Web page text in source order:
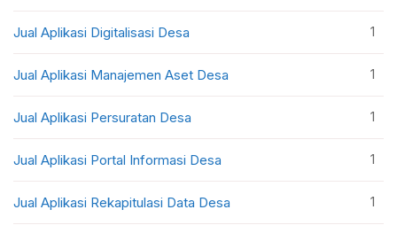
Jual Aplikasi Digitalisasi Desa 1
Jual Aplikasi Manajemen Aset Desa 1
Jual Aplikasi Persuratan Desa 1
Jual Aplikasi Portal Informasi Desa 1
Jual Aplikasi Rekapitulasi Data Desa 1